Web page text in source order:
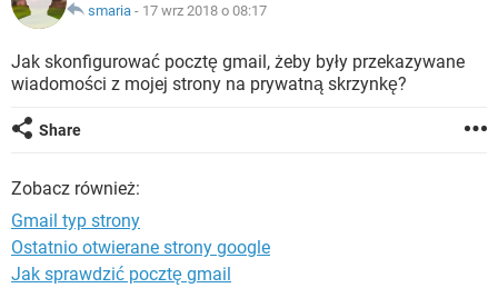
WINDOWS 10
INSTAGRAM
WINDOWS 10
GRY WHATSAPP
INSTAGRAM FACEBOOK
WINDOWS 10
COVID-19
GRY WHATSAPP
INSTAGRAM
WINDOWS 10
smaria - 17 wrz 2018 o 08:17
Jak skonfigurować pocztę gmail, żeby były przekazywane
wiadomości z mojej strony na prywatną skrzynkę?
Share
Zobacz również:
Gmail typ strony
Ostatnio otwierane strony google
Jak sprawdzić pocztę gmail